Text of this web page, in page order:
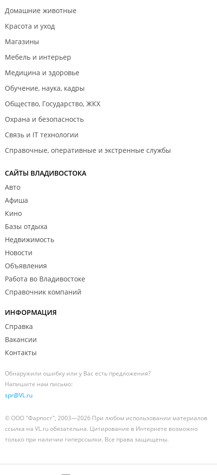
Домашние животные
Красота и уход
Магазины
Мебель и интерьер
Медицина и здоровье
Обучение, наука, кадры
Общество, Государство, ЖКХ
Охрана и безопасность
Связь и IT технологии
Справочные, оперативные и экстренные службы
САЙТЫ ВЛАДИВОСТОКА
Авто
Афиша
Кино
Базы отдыха
Недвижимость
Новости
Объявления
Работа во Владивостоке
Справочник компаний
ИНФОРМАЦИЯ
Справка
Вакансии
Контакты
Обнаружили ошибку или у Вас есть предложения?
Напишите нам письмо:
spr@VL.ru
© ООО "Фарпост", 2003—2026 При любом использовании материалов
ссылка на VL.ru обязательна. Цитирование в Интернете возможно
только при наличии гиперссылки. Все права защищены.